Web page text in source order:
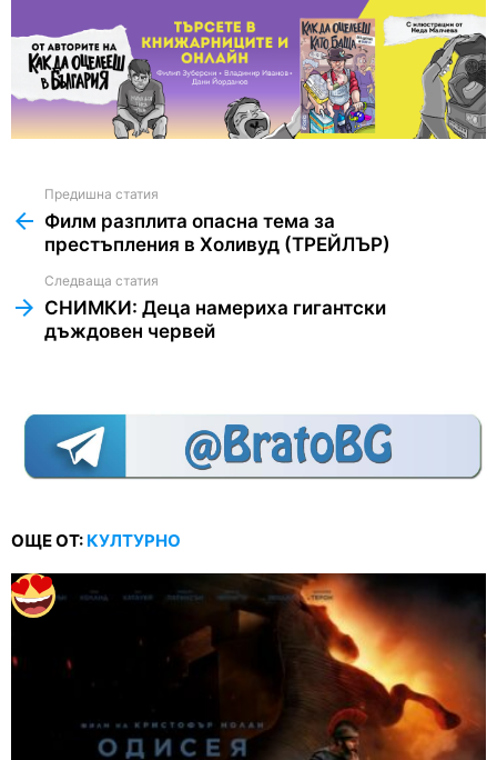
more
Предишна статия
Филм разплита опасна тема за
престъпления в Холивуд (ТРЕЙЛЪР)
Следваща статия
СНИМКИ: Деца намериха гигантски
дъждовен червей
ОЩЕ ОТ: КУЛТУРНО